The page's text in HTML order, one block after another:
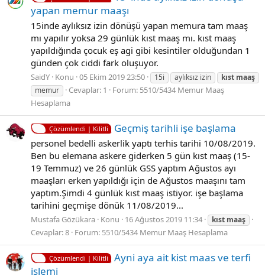
yapan memur maaşı
15inde aylıksız izin dönüşü yapan memura tam maaş
mı yapılır yoksa 29 günlük kıst maaş mı. kıst maaş
yapıldığında çocuk eş agi gibi kesintiler olduğundan 1
günden çok ciddi fark oluşuyor.
SaidY Konu 05 Ekim 2019 23:50 15i aylıksız izin kıst maaş
memur
Cevaplar: 1 Forum: 5510/5434 Memur Maaş
Hesaplama
Çözümlendi | Kilitli Geçmiş tarihli işe başlama
personel bedelli askerlik yaptı terhis tarihi 10/08/2019.
Ben bu elemana askere giderken 5 gün kıst maaş (15-
19 Temmuz) ve 26 günlük GSS yaptım Ağustos ayı
maaşları erken yapıldığı için de Ağustos maaşını tam
yaptım.Şimdi 4 günlük kıst maaş istiyor. işe başlama
tarihini geçmişe dönük 11/08/2019...
Mustafa Gözükara Konu 16 Ağustos 2019 11:34 kıst maaş
Cevaplar: 8 Forum: 5510/5434 Memur Maaş Hesaplama
Çözümlendi | Kilitli
Ayni aya ait kist maas ve terfi
islemi